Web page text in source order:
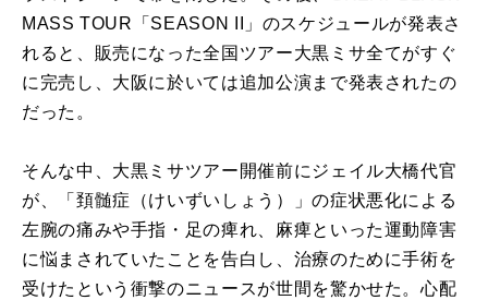
MASS TOUR「SEASON II」のスケジュールが発表さ
れると、販売になった全国ツアー大黒ミサ全てがすぐ
に完売し、大阪に於いては追加公演まで発表されたの
だった。
そんな中、大黒ミサツアー開催前にジェイル大橋代官
が、「頚髄症（けいずいしょう）」の症状悪化による
左腕の痛みや手指・足の痺れ、麻痺といった運動障害
に悩まされていたことを告白し、治療のために手術を
受けたという衝撃のニュースが世間を驚かせた。心配